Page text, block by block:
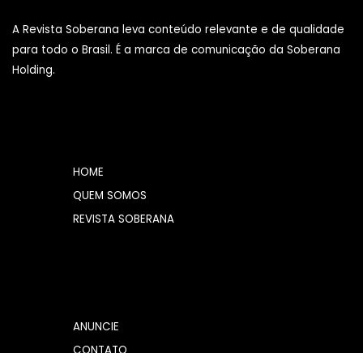
A Revista Soberana leva conteúdo relevante e de qualidade
para todo o Brasil. É a marca de comunicação da Soberana
Holding.
HOME
QUEM SOMOS
REVISTA SOBERANA
ANUNCIE